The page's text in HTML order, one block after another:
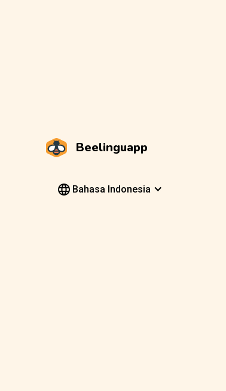
Beelinguapp
Bahasa Indonesia